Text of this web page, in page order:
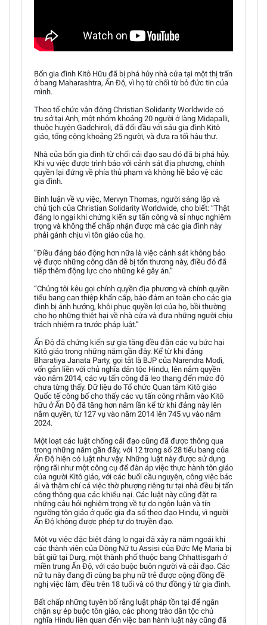
Bốn gia đình Kitô Hữu đã bị phá hủy nhà cửa tại một thị trấn
ở bang Maharashtra, Ấn Độ, vì họ từ chối từ bỏ đức tin của
mình.
Theo tổ chức vận động Christian Solidarity Worldwide có
trụ sở tại Anh, một nhóm khoảng 20 người ở làng Midapalli,
thuộc huyện Gadchiroli, đã đối đầu với sáu gia đình Kitô
giáo, tổng cộng khoảng 25 người, và đưa ra tối hậu thư.
Nhà của bốn gia đình từ chối cải đạo sau đó đã bị phá hủy.
Khi vụ việc được trình báo với cảnh sát địa phương, chính
quyền lại đứng về phía thủ phạm và không hề bảo vệ các
gia đình.
Bình luận về vụ việc, Mervyn Thomas, người sáng lập và
chủ tịch của Christian Solidarity Worldwide, cho biết: “Thật
đáng lo ngại khi chứng kiến sự tấn công và sỉ nhục nghiêm
trọng và không thể chấp nhận được mà các gia đình này
phải gánh chịu vì tôn giáo của họ.
“Điều đáng báo động hơn nữa là việc cảnh sát không bảo
vệ được những công dân dễ bị tổn thương này, điều đó đã
tiếp thêm động lực cho những kẻ gây án.”
“Chúng tôi kêu gọi chính quyền địa phương và chính quyền
tiểu bang can thiệp khẩn cấp, bảo đảm an toàn cho các gia
đình bị ảnh hưởng, khôi phục quyền lợi của họ, bồi thường
cho họ những thiệt hại về nhà cửa và đưa những người chịu
trách nhiệm ra trước pháp luật.”
Ấn Độ đã chứng kiến sự gia tăng đều đặn các vụ bức hại
Kitô giáo trong những năm gần đây. Kể từ khi đảng
Bharatiya Janata Party, gọi tắt là BJP của Narendra Modi,
vốn gắn liền với chủ nghĩa dân tộc Hindu, lên nắm quyền
vào năm 2014, các vụ tấn công đã leo thang đến mức độ
chưa từng thấy. Dữ liệu do Tổ chức Quan tâm Kitô giáo
Quốc tế công bố cho thấy các vụ tấn công nhằm vào Kitô
hữu ở Ấn Độ đã tăng hơn năm lần kể từ khi đảng này lên
nắm quyền, từ 127 vụ vào năm 2014 lên 745 vụ vào năm
2024.
Một loạt các luật chống cải đạo cũng đã được thông qua
trong những năm gần đây, với 12 trong số 28 tiểu bang của
Ấn Độ hiện có luật như vậy. Những luật này được sử dụng
rộng rãi như một công cụ để đàn áp việc thực hành tôn giáo
của người Kitô giáo, với các buổi cầu nguyện, công việc bác
ái và thậm chí cả việc thờ phượng riêng tư tại nhà đều bị tấn
công thông qua các khiếu nại. Các luật này cũng đặt ra
những câu hỏi nghiêm trọng về tự do ngôn luận và tín
ngưỡng tôn giáo ở quốc gia đa số theo đạo Hindu, vì người
Ấn Độ không được phép tự do truyền đạo.
Một vụ việc đặc biệt đáng lo ngại đã xảy ra năm ngoái khi
các thành viên của Dòng Nữ tu Assisi của Đức Mẹ Maria bị
bắt giữ tại Durg, một thành phố thuộc bang Chhattisgarh ở
miền trung Ấn Độ, với cáo buộc buôn người và cải đạo. Các
nữ tu này đang đi cùng ba phụ nữ trẻ được cộng đồng đề
nghị việc làm, đều trên 18 tuổi và có thư đồng ý từ gia đình.
Bất chấp những tuyên bố rằng luật pháp tồn tại để ngăn
chặn sự ép buộc tôn giáo, các phong trào dân tộc chủ
nghĩa Hindu liên quan đến việc ban hành luật này cũng đã